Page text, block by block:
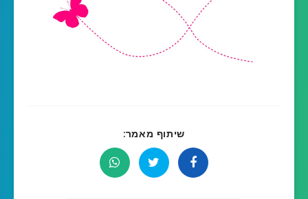
שיתוף מאמר: